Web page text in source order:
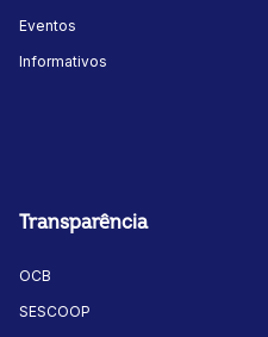
Eventos
Informativos
Transparência
OCB
SESCOOP